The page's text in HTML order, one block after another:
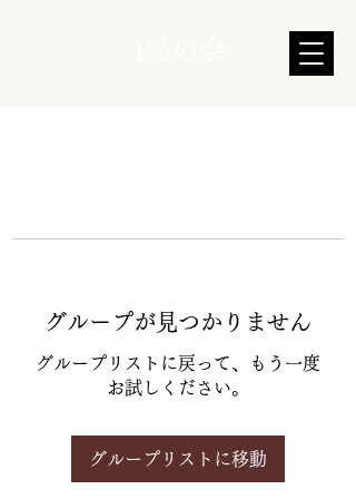
グループが見つかりません
グループリストに戻って、もう一度
お試しください。
グループリストに移動